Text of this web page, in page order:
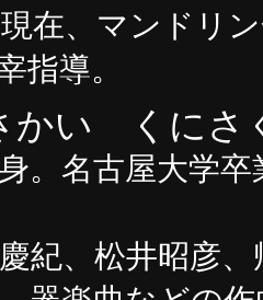
在、マンドリ
指導。
かい くにさ
。名古屋大学卒
紀、松井昭彦